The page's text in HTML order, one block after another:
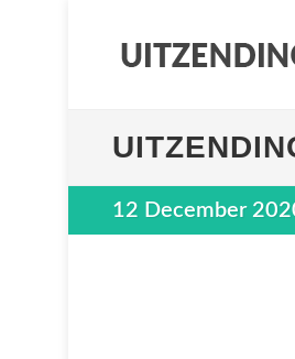
12 December